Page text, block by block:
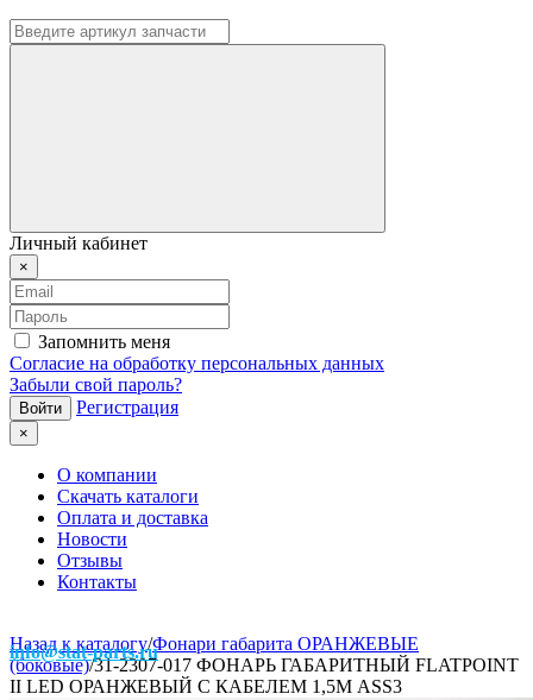
Личный кабинет
×
Запомнить меня
Согласие на обработку персональных данных
Забыли свой пароль?
Регистрация
×
О компании
Скачать каталоги
Оплата и доставка
Новости
Отзывы
Контакты
info@stat-parts.ru
Назад к каталогу/Фонари габарита ОРАНЖЕВЫЕ
(боковые)/31-2307-017 ФОНАРЬ ГАБАРИТНЫЙ FLATPOINT
II LED ОРАНЖЕВЫЙ С КАБЕЛЕМ 1,5М ASS3